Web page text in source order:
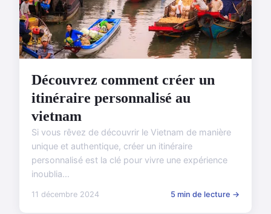
Découvrez comment créer un
itinéraire personnalisé au
vietnam
Si vous rêvez de découvrir le Vietnam de manière
unique et authentique, créer un itinéraire
personnalisé est la clé pour vivre une expérience
inoublia...
11 décembre 2024 5 min de lecture →